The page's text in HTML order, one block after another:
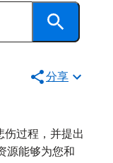
分享
过程，并提出
源能够为您和